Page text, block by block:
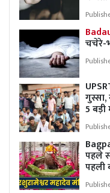
चचेरे-
5 बड़ी
पहले
पहली